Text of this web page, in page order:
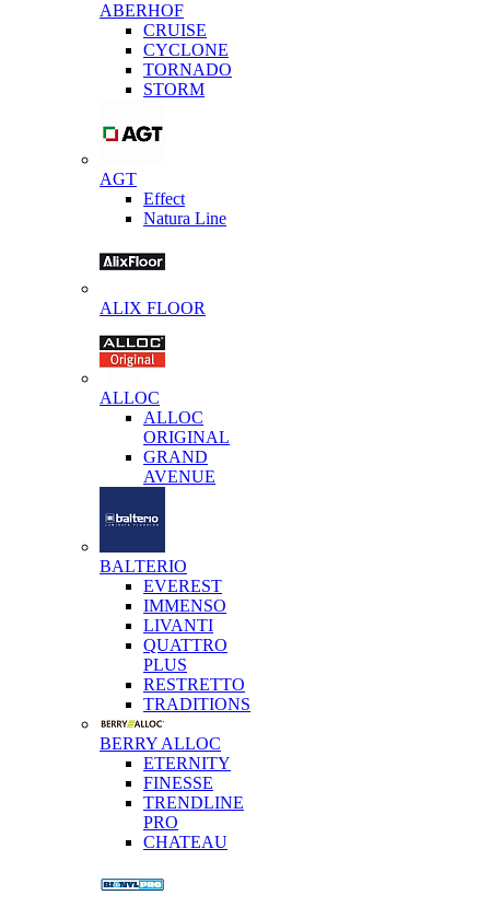
ABERHOF
CRUISE
CYCLONE
TORNADO
STORM
AGT
Effect
Natura Line
ALIX FLOOR
ALLOC
ALLOC
ORIGINAL
GRAND
AVENUE
BALTERIO
EVEREST
IMMENSO
LIVANTI
QUATTRO
PLUS
RESTRETTO
TRADITIONS
BERRY ALLOC
ETERNITY
FINESSE
TRENDLINE
PRO
CHATEAU